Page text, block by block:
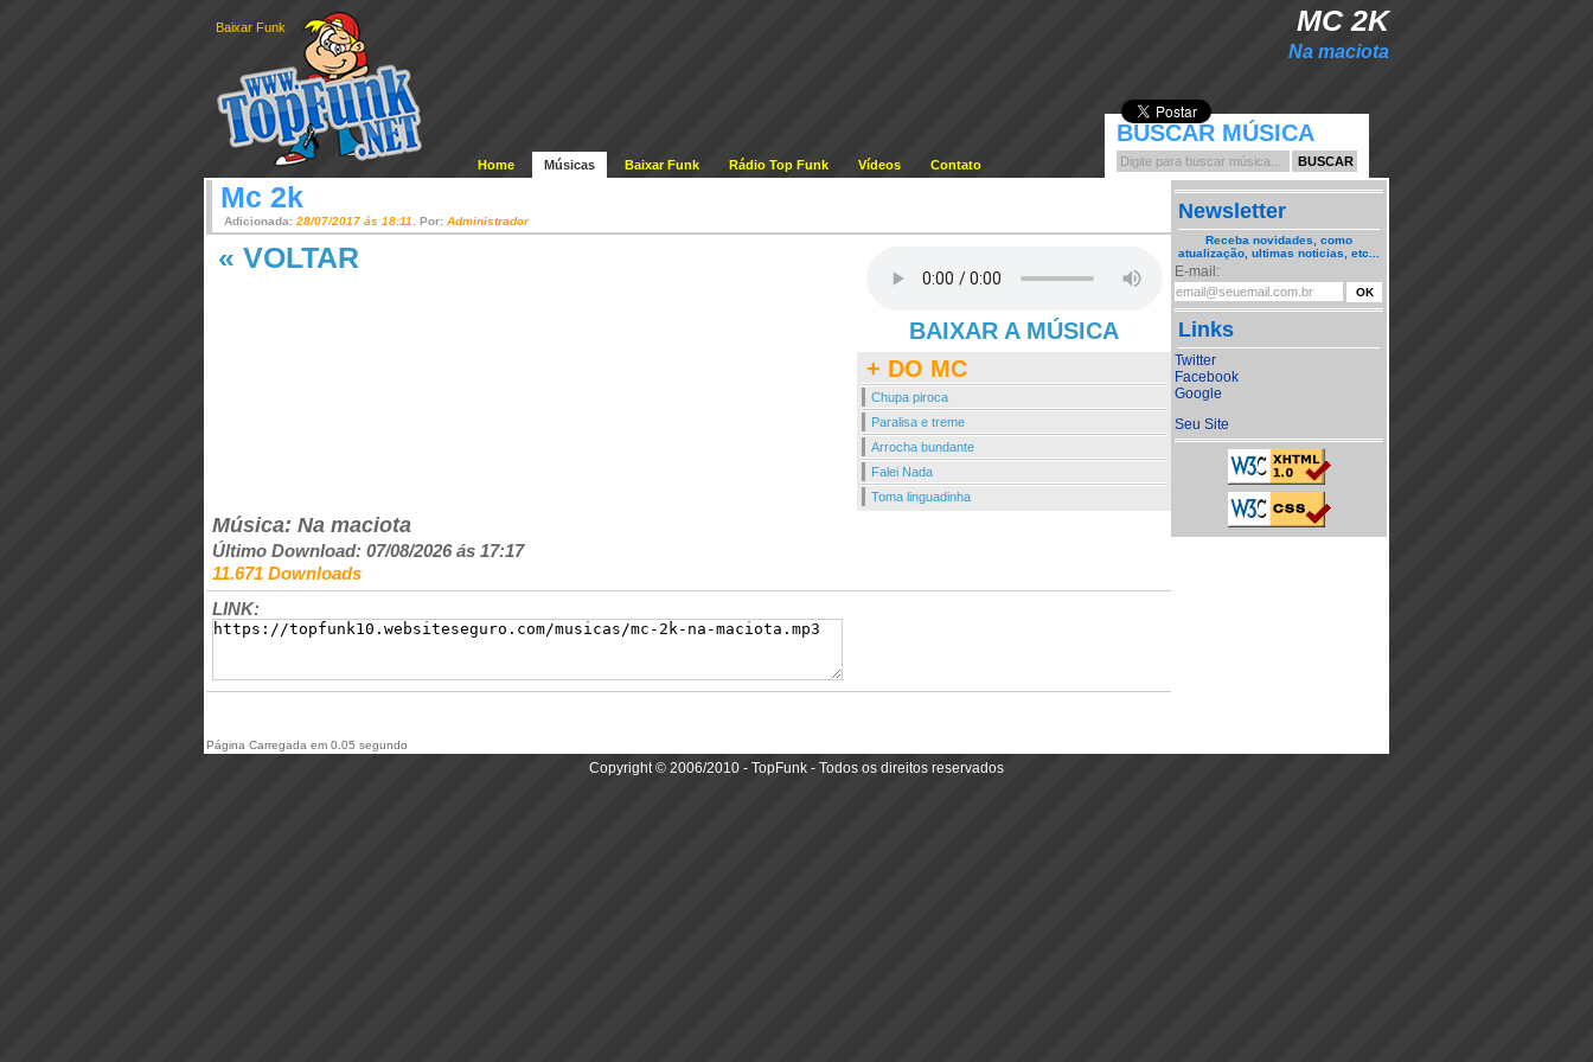
MC 2K
Na maciota
Baixar Funk
Home Músicas Baixar Funk Rádio Top Funk Vídeos Contato
BUSCAR MÚSICA
Mc 2k
Adicionada: 28/07/2017 ás 18:11 . Por: Administrador
BAIXAR A MÚSICA
+ DO MC
Chupa piroca
Paralisa e treme
Arrocha bundante
Falei Nada
Toma linguadinha
« VOLTAR
Música: Na maciota
Último Download: 07/08/2026 ás 17:17
11.671 Downloads
LINK:
Newsletter
Receba novidades, como
atualização, ultimas noticias, etc...
E-mail:
Links
Twitter
Facebook
Google
Seu Site
Página Carregada em 0.05 segundo
Copyright © 2006/2010 - TopFunk - Todos os direitos reservados